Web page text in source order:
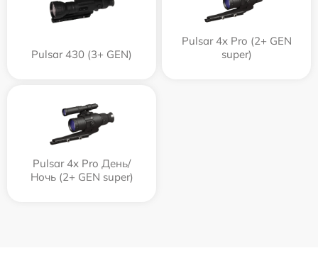
Pulsar 430 (3+ GEN)
Pulsar 4x Pro (2+ GEN
super)
Pulsar 4x Pro День/
Ночь (2+ GEN super)